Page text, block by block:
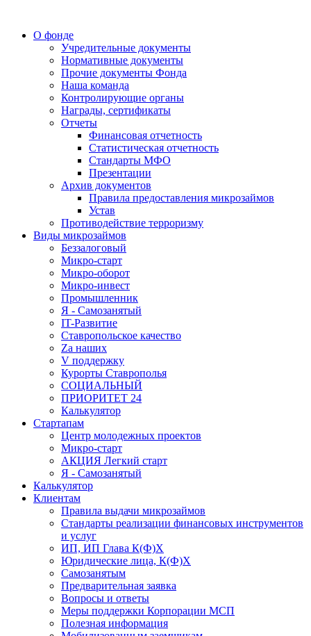
О фонде
Учредительные документы
Нормативные документы
Прочие документы Фонда
Наша команда
Контролирующие органы
Награды, сертификаты
Отчеты
Финансовая отчетность
Статистическая отчетность
Стандарты МФО
Презентации
Архив документов
Правила предоставления микрозаймов
Устав
Противодействие терроризму
Виды микрозаймов
Беззалоговый
Микро-старт
Микро-оборот
Микро-инвест
Промышленник
Я - Самозанятый
IT-Развитие
Ставропольское качество
Za наших
V поддержку
Курорты Ставрополья
СОЦИАЛЬНЫЙ
ПРИОРИТЕТ 24
Калькулятор
Стартапам
Центр молодежных проектов
Микро-старт
АКЦИЯ Легкий старт
Я - Самозанятый
Калькулятор
Клиентам
Правила выдачи микрозаймов
Стандарты реализации финансовых инструментов
и услуг
ИП, ИП Глава К(Ф)Х
Юридические лица, К(Ф)Х
Самозанятым
Предварительная заявка
Вопросы и ответы
Меры поддержки Корпорации МСП
Полезная информация